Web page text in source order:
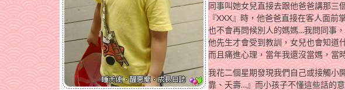
同事叫她女兒直接去跟他爸爸講那三
『XXX』時，他爸爸直接在客人面前
也不會再問候別人的媽媽…我問同事
他先生才會受到教訓，女兒也會知道
而且痛進心理，當年我還沒當媽，當
我花二個星期發現我們自己或接觸小
靠、夭壽…』而小孩子不懂這些話的